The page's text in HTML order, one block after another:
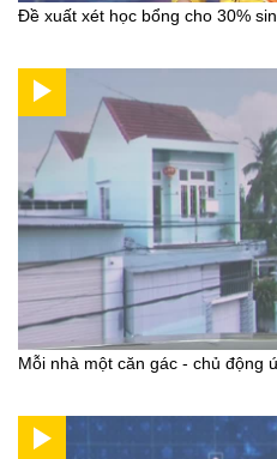
Đề xuất xét học bổng cho 30%
Mỗi nhà một căn gác - chủ động